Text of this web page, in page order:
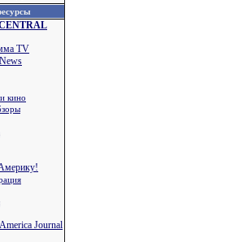
TV
кино
Journal